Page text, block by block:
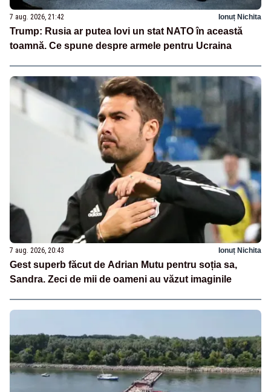
7 aug. 2026, 21:42 Ionuț Nichita
Trump: Rusia ar putea lovi un stat NATO în această
toamnă. Ce spune despre armele pentru Ucraina
7 aug. 2026, 20:43 Ionuț Nichita
Gest superb făcut de Adrian Mutu pentru soția sa,
Sandra. Zeci de mii de oameni au văzut imaginile